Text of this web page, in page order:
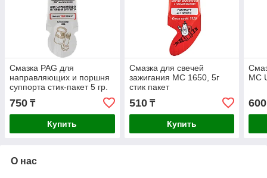
Смазка PAG для
направляющих и поршня
суппорта стик-пакет 5 гр.
750 ₸
Купить
Смазка для свечей
зажигания МС 1650, 5г
стик пакет
510₸
Купить
МС
600
О нас